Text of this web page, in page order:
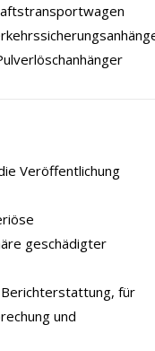
Veröffentlichung
geschädigter
für
und